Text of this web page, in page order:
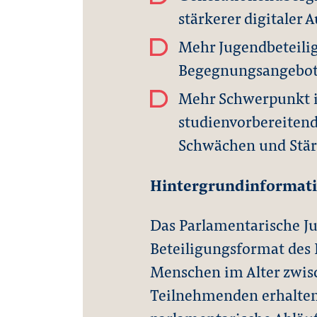
stärkerer digitaler
Mehr
Mehr Schwerpunkt
Schwächen und
Das Parlamentarische
Beteiligungsformat des
Menschen im Alter
Teilnehmenden